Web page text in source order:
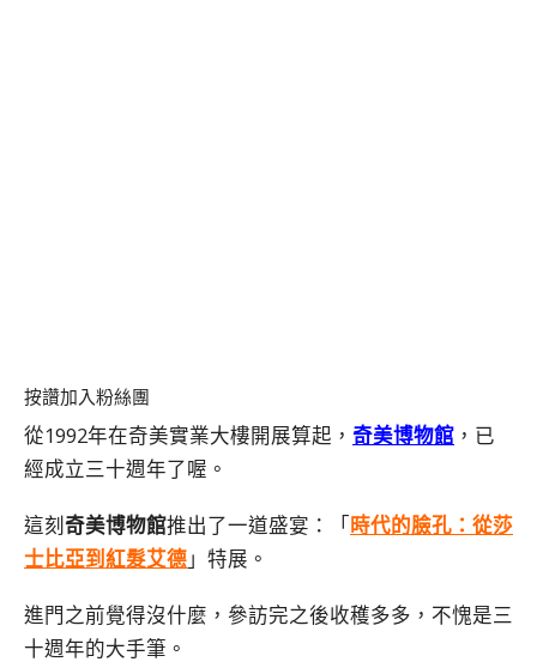
按讚加入粉絲團
從1992年在奇美實業大樓開展算起， 奇美博物館 ，已
經成立三十週年了喔。
這刻奇美博物館推出了一道盛宴：「時代的臉孔：從莎
士比亞到紅髮艾德」特展。
進門之前覺得沒什麼，參訪完之後收穫多多，不愧是三
十週年的大手筆。